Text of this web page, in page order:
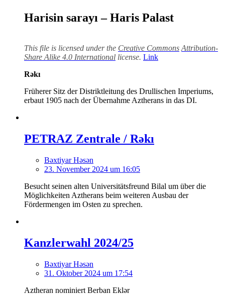
Harisin sarayı – Haris Palast
This file is licensed under the Creative Commons Attribution-
Share Alike 4.0 International license. Link
Rəkı
Früherer Sitz der Distriktleitung des Drullischen Imperiums,
erbaut 1905 nach der Übernahme Aztherans in das DI.
PETRAZ Zentrale / Rəkı
Bəxtiyar Həsən
23. November 2024 um 16:05
Besucht seinen alten Universitätsfreund Bilal um über die
Möglichkeiten Aztherans beim weiteren Ausbau der
Fördermengen im Osten zu sprechen.
Kanzlerwahl 2024/25
Bəxtiyar Həsən
31. Oktober 2024 um 17:54
Aztheran nominiert Berban Eklər